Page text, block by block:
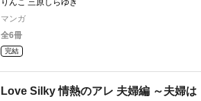
りんこ 三原しらゆき
マンガ
全6冊
完結
Love Silky 情熱のアレ 夫婦編 ～夫婦は